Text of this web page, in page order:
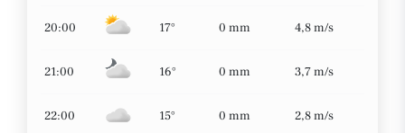
20:00 17° 0 mm 4,8 m/s
21:00 16° 0 mm 3,7 m/s
22:00 15° 0 mm 2,8 m/s